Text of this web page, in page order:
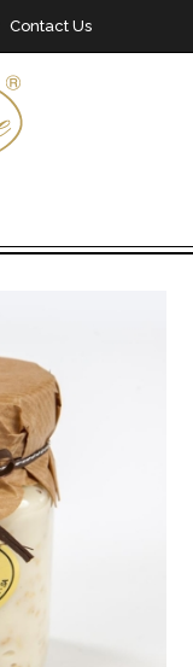
Contact Us